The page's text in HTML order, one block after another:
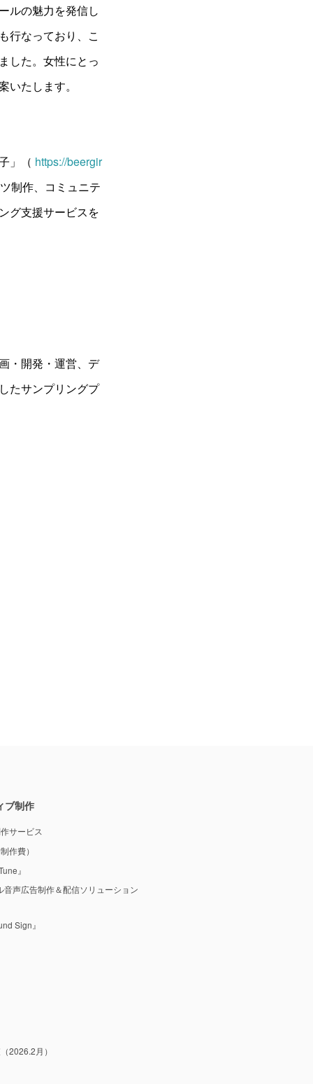
ルの魅力を発信し
行なっており、こ
した。女性にとっ
たします。
」（ https://beergir
制作、コミュニテ
グ支援サービスを
・開発・運営、デ
たサンプリングプ
ブ制作
サービス
作費）
』
声広告制作＆配信ソリューション
Sign』
2026.2月）